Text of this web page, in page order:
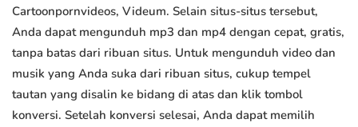
Cartoonpornvideos, Videum. Selain situs-situs tersebut,
Anda dapat mengunduh mp3 dan mp4 dengan cepat, gratis,
tanpa batas dari ribuan situs. Untuk mengunduh video dan
musik yang Anda suka dari ribuan situs, cukup tempel
tautan yang disalin ke bidang di atas dan klik tombol
konversi. Setelah konversi selesai, Anda dapat memilih